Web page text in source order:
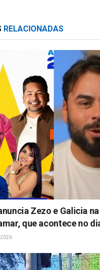
RELACIONADAS
Zezo e Galicia
que acontece no
2026